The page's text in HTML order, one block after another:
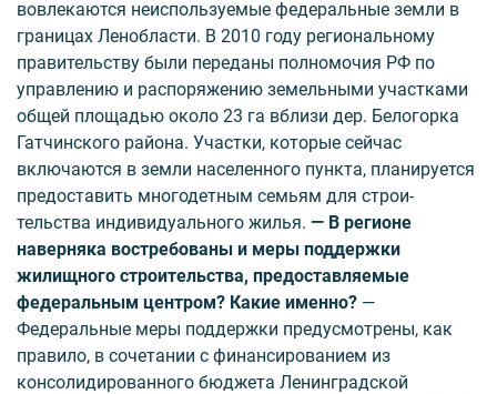
вовлекаются неиспользуемые федеральные земли в
границах Ленобласти. В 2010 году региональному
правительству были переданы полномочия РФ по
управлению и распоряжению земельными участками
общей площадью около 23 га вблизи дер. Белогорка
Гатчинского района. Участки, которые сейчас
включаются в земли населенного пункта, планируется
предоставить многодетным семьям для строи­
тельства индивидуального жилья. — В регионе
наверняка востребованы и меры поддержки
жилищного строительства, предоставляемые
федеральным центром? Какие именно? —
Федеральные меры поддержки предусмотрены, как
правило, в сочетании с финансированием из
консолидированного бюджета Ленинградской